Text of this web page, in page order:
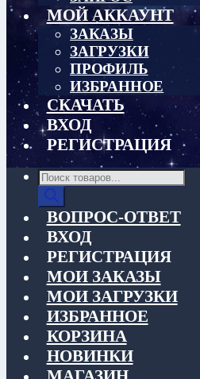
МОЙ АККАУНТ
ЗАКАЗЫ
ЗАГРУЗКИ
ПРОФИЛЬ
ИЗБРАННОЕ
СКАЧАТЬ
ВХОД
РЕГИСТРАЦИЯ
Поиск
товаров
ВОПРОС-ОТВЕТ
ВХОД
РЕГИСТРАЦИЯ
МОИ ЗАКАЗЫ
МОИ ЗАГРУЗКИ
ИЗБРАННОЕ
КОРЗИНА
НОВИНКИ